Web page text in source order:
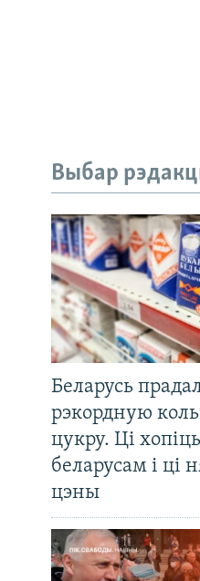
Выбар
Беларусь
рэкордную
цукру. Ці
беларусам і ці
цэны